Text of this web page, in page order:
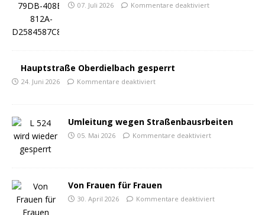
07. Juli 2026 Kommentare deaktiviert
Hauptstraße Oberdielbach gesperrt
24. Juni 2026 Kommentare deaktiviert
Umleitung wegen Straßenbausrbeiten
05. Mai 2026 Kommentare deaktiviert
Von Frauen für Frauen
30. April 2026 Kommentare deaktiviert